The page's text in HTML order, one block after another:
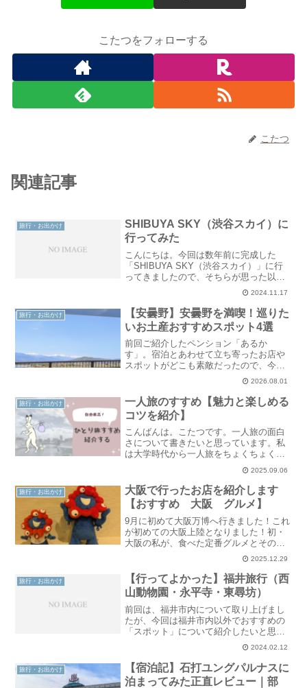
こたつをフォローする
こたつ
関連記事
旅行・お出かけ
SHIBUYA SKY（渋谷スカイ）に
行ってみた
こんにちは。今回は数年前に完成した
「SHIBUYA SKY（渋谷スカイ）」に行
ってきましたので、そちらが思った以上
に良く、行ってよかったのでご紹介させ
ていただきます。渋谷スカイってどんな
ところ？渋谷スカイは「渋谷スクランブ
ルスクエア」の一部..
2024.11.17
旅行・お出かけ
【安曇野】安曇野を満喫！巡りた
いお土産おすすめスポット4選
前回ご紹介したペンション「あるか
す」。宿泊とあわせて立ち寄ったお店や
スポットがどこも素敵だったので、今回
は実際に訪れた「安曇野満喫ルート」を
ご紹介します！.related-post-box{ margin:
2em 0; padding: ..
2026.08.01
旅行・お出かけ
一人旅のすすめ【魅力と楽しめる
コツを紹介】
こんばんは。こたつです。一人旅の面白
さについて書きたいと思っています。私
は大学時代から一人旅をちょくちょくし
ています。（結婚してからはできていま
せんが）今回は一人旅のすすめを紹介し
ていきます！実は一人旅って楽しい一
見、寂しそうと思われますが..
2025.09.06
旅行・お出かけ
大阪で行ったお店を紹介します
【おすすめ 大阪 グルメ】
9月に初めて大阪万博へ行きました！これ
が初めての大阪上陸となりました！初・
大阪の私が、食べた定番グルメとそのお
店を紹介します！ぜひ、旅行等の参考に
してください。こたつ日程は金土日の2泊
3日です。金曜日は仕事終わりに東京から
出発したため、19..
2025.12.29
旅行・お出かけ
【行ってよかった】福井旅行（西
山動物園・永平寺・東尋坊）
前回は、福井市内について取り上げまし
たが、今回は福井市内以外でおすすめの
「スポット」について紹介したいと思い
ます。是非、足を運ぶきっかけになれば
と思います。鯖江市西山動物園こちらは
鯖江市にある、西山公園のひとつとして
ある、市営の動物園です。..
2024.02.12
旅行・お出かけ
【宿泊記】石打ユングパルナスに
泊まってみた正直レビュー｜部